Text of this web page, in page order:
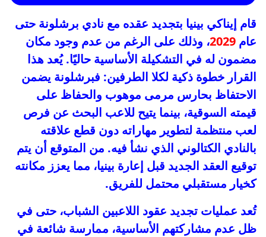
قام إيناكي بينيا بتجديد عقده مع نادي برشلونة حتى
عام 2029، وذلك على الرغم من عدم وجود مكان
مضمون له في التشكيلة الأساسية حاليًا. يُعد هذا
القرار خطوة ذكية لكلا الطرفين: فبرشلونة يضمن
الاحتفاظ بحارس مرمى موهوب والحفاظ على
قيمته السوقية، بينما يتيح للاعب البحث عن فرص
لعب منتظمة لتطوير مهاراته دون قطع علاقته
بالنادي الكتالوني الذي نشأ فيه. من المتوقع أن يتم
توقيع العقد الجديد قبل إعارة بينيا، مما يعزز مكانته
كخيار مستقبلي محتمل للفريق.
تُعد عمليات تجديد عقود اللاعبين الشباب، حتى في
ظل عدم مشاركتهم الأساسية، ممارسة شائعة في